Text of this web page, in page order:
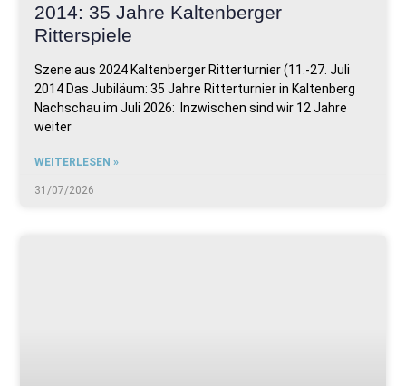
2014: 35 Jahre Kaltenberger
Ritterspiele
Szene aus 2024 Kaltenberger Ritterturnier (11.-27. Juli
2014 Das Jubiläum: 35 Jahre Ritterturnier in Kaltenberg
Nachschau im Juli 2026: Inzwischen sind wir 12 Jahre
weiter
WEITERLESEN »
31/07/2026